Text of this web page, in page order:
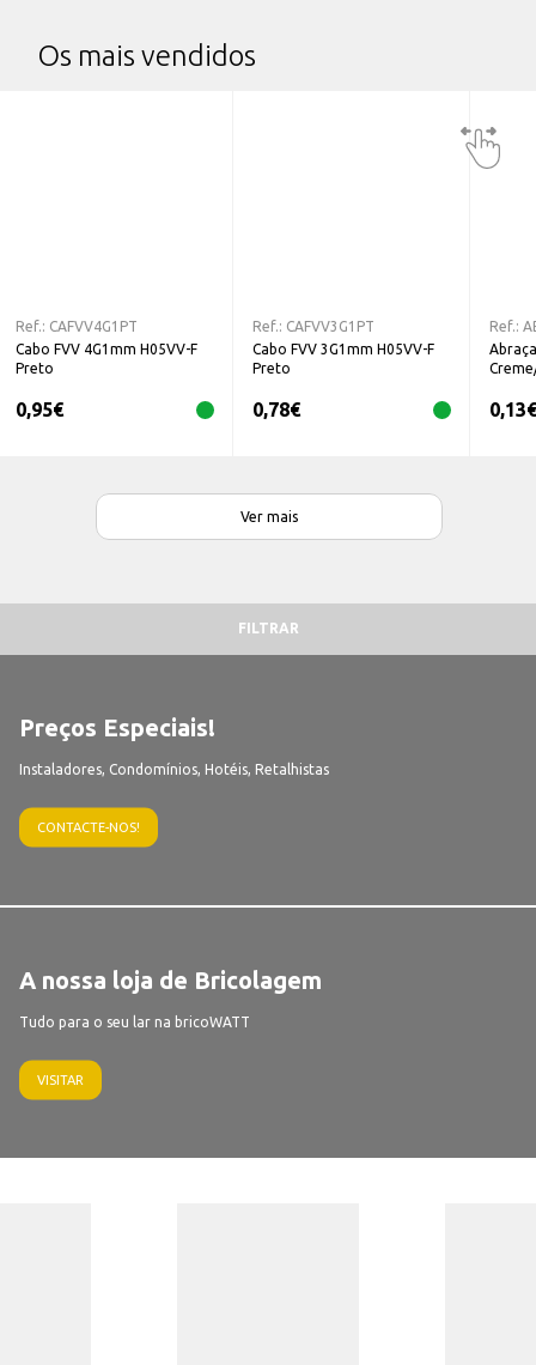
Os mais vendidos
Ref.: CAFVV4G1PT
Cabo FVV 4G1mm H05VV-F
Preto
0,95€
Ref.: CAFVV3G1PT
Cabo FVV 3G1mm H05VV-F
Preto
0,78€
Ref.:
0,13€
Ver mais
FILTRAR
Preços Especiais!
Instaladores, Condomínios, Hotéis, Retalhistas
CONTACTE-NOS!
A nossa loja de Bricolagem
Tudo para o seu lar na bricoWATT
VISITAR